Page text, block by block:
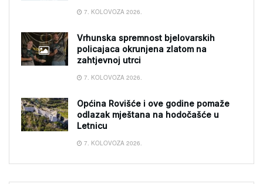
7. KOLOVOZA 2026.
Vrhunska spremnost bjelovarskih
policajaca okrunjena zlatom na
zahtjevnoj utrci
7. KOLOVOZA 2026.
Općina Rovišće i ove godine pomaže
odlazak mještana na hodočašće u
Letnicu
7. KOLOVOZA 2026.